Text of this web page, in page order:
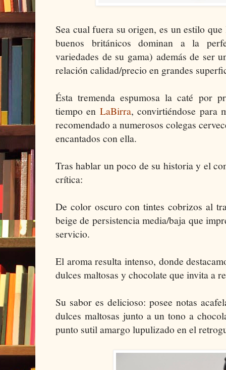
Sea cual fuera su origen, es un estilo
buenos británicos dominan a la
variedades de su gama) además de ser
relación calidad/precio en grandes
Ésta tremenda espumosa la caté por
tiempo en LaBirra, convirtiéndose para
recomendado a numerosos colegas
encantados con ella.
Tras hablar un poco de su historia y el
crítica:
De color oscuro con tintes cobrizos al
beige de persistencia media/baja que
servicio.
El aroma resulta intenso, donde
dulces maltosas y chocolate que invita a
Su sabor es delicioso: posee notas
dulces maltosas junto a un tono a
punto sutil amargo lupulizado en el